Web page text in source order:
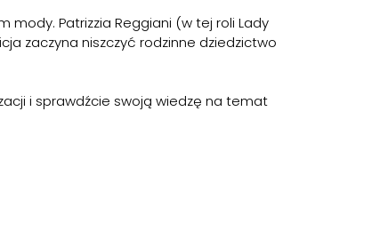
mody. Patrizzia Reggiani (w tej roli Lady
zaczyna niszczyć rodzinne dziedzictwo
i sprawdźcie swoją wiedzę na temat